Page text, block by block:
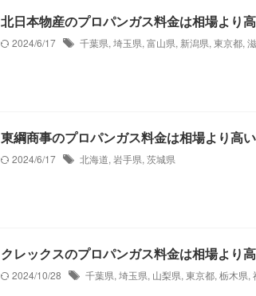
北日本物産のプロパンガス料金は相場より
2024/6/17
千葉県, 埼玉県, 富山県, 新潟県, 東京都,
東綱商事のプロパンガス料金は相場より高
2024/6/17
北海道, 岩手県, 茨城県
クレックスのプロパンガス料金は相場より
2024/10/28
千葉県, 埼玉県, 山梨県, 東京都, 栃木県,